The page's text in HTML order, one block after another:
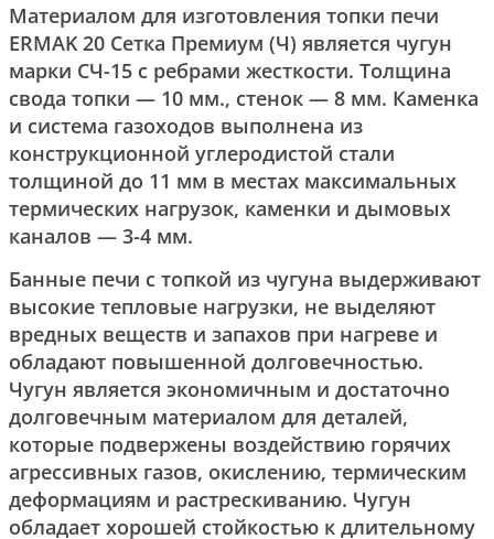
Материалом для изготовления топки печи
ERMAK 20 Сетка Премиум (Ч) является чугун
марки СЧ-15 с ребрами жесткости. Толщина
свода топки — 10 мм., стенок — 8 мм. Каменка
и система газоходов выполнена из
конструкционной углеродистой стали
толщиной до 11 мм в местах максимальных
термических нагрузок, каменки и дымовых
каналов — 3-4 мм.
Банные печи с топкой из чугуна выдерживают
высокие тепловые нагрузки, не выделяют
вредных веществ и запахов при нагреве и
обладают повышенной долговечностью.
Чугун является экономичным и достаточно
долговечным материалом для деталей,
которые подвержены воздействию горячих
агрессивных газов, окислению, термическим
деформациям и растрескиванию. Чугун
обладает хорошей стойкостью к длительному